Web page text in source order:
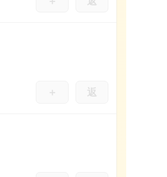
＋ 返